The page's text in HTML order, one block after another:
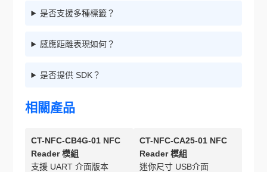
是否支援多種標籤？
感應距離表現如何？
是否提供 SDK？
相關產品
CT-NFC-CB4G-01 NFC
Reader 模組
支援 UART 介面版本
CT-NFC-CA25-01 NFC
Reader 模組
迷你尺寸 USB介面